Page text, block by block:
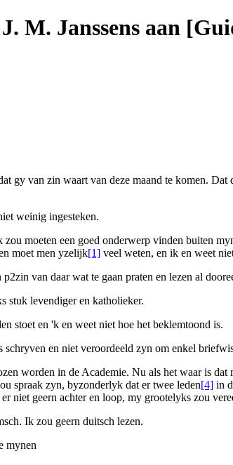
M. Janssens aan
gy van zin waart van deze maand te komen.
weinig ingesteken.
moeten een goed onderwerp vinden buiten
moet men yzelijk[1] veel weten, en ik en weet
p2zin van daar wat te gaan praten en lezen al
stuk levendiger en katholieker.
stoet en 'k en weet niet hoe het beklemtoond is.
en niet veroordeeld zyn om enkel
worden in de Academie. Nu als het waar is dat
spraak zyn, byzonderlyk dat er twee leden[4] in
niet geern achter en loop, my grootelyks zou
Ik zou geern duitsch lezen.
mynen